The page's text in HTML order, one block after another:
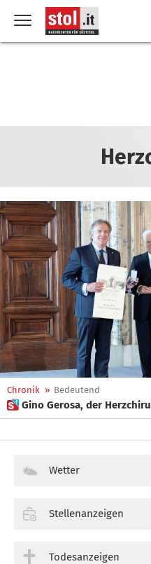
Chronik » Bedeutend
 Gino Gerosa, der
Wetter
Stellenanzeigen
Todesanzeigen